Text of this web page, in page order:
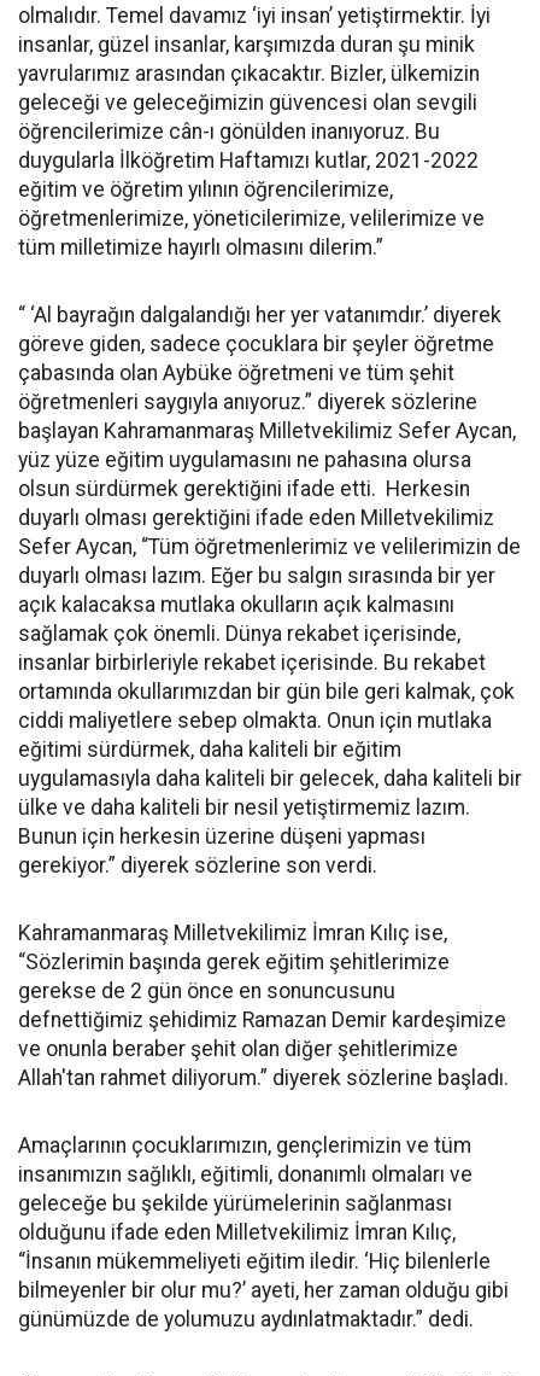
olmalıdır. Temel davamız ‘iyi insan’ yetiştirmektir. İyi
insanlar, güzel insanlar, karşımızda duran şu minik
yavrularımız arasından çıkacaktır. Bizler, ülkemizin
geleceği ve geleceğimizin güvencesi olan sevgili
öğrencilerimize cân-ı gönülden inanıyoruz. Bu
duygularla İlköğretim Haftamızı kutlar, 2021-2022
eğitim ve öğretim yılının öğrencilerimize,
öğretmenlerimize, yöneticilerimize, velilerimize ve
tüm milletimize hayırlı olmasını dilerim.”
“ ‘Al bayrağın dalgalandığı her yer vatanımdır.’ diyerek
göreve giden, sadece çocuklara bir şeyler öğretme
çabasında olan Aybüke öğretmeni ve tüm şehit
öğretmenleri saygıyla anıyoruz.” diyerek sözlerine
başlayan Kahramanmaraş Milletvekilimiz Sefer Aycan,
yüz yüze eğitim uygulamasını ne pahasına olursa
olsun sürdürmek gerektiğini ifade etti. Herkesin
duyarlı olması gerektiğini ifade eden Milletvekilimiz
Sefer Aycan, “Tüm öğretmenlerimiz ve velilerimizin de
duyarlı olması lazım. Eğer bu salgın sırasında bir yer
açık kalacaksa mutlaka okulların açık kalmasını
sağlamak çok önemli. Dünya rekabet içerisinde,
insanlar birbirleriyle rekabet içerisinde. Bu rekabet
ortamında okullarımızdan bir gün bile geri kalmak, çok
ciddi maliyetlere sebep olmakta. Onun için mutlaka
eğitimi sürdürmek, daha kaliteli bir eğitim
uygulamasıyla daha kaliteli bir gelecek, daha kaliteli bir
ülke ve daha kaliteli bir nesil yetiştirmemiz lazım.
Bunun için herkesin üzerine düşeni yapması
gerekiyor.” diyerek sözlerine son verdi.
Kahramanmaraş Milletvekilimiz İmran Kılıç ise,
“Sözlerimin başında gerek eğitim şehitlerimize
gerekse de 2 gün önce en sonuncusunu
defnettiğimiz şehidimiz Ramazan Demir kardeşimize
ve onunla beraber şehit olan diğer şehitlerimize
Allah'tan rahmet diliyorum.” diyerek sözlerine başladı.
Amaçlarının çocuklarımızın, gençlerimizin ve tüm
insanımızın sağlıklı, eğitimli, donanımlı olmaları ve
geleceğe bu şekilde yürümelerinin sağlanması
olduğunu ifade eden Milletvekilimiz İmran Kılıç,
“İnsanın mükemmeliyeti eğitim iledir. ‘Hiç bilenlerle
bilmeyenler bir olur mu?’ ayeti, her zaman olduğu gibi
günümüzde de yolumuzu aydınlatmaktadır.” dedi.